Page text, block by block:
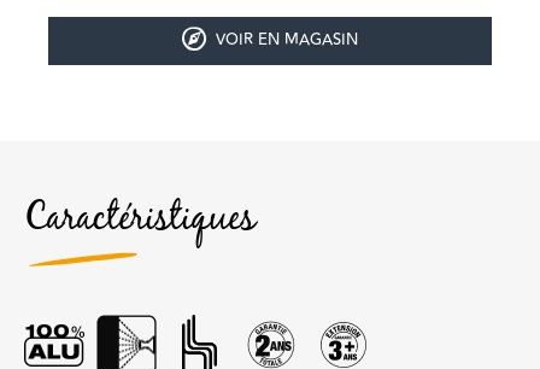
VOIR EN MAGASIN
Caractéristiques